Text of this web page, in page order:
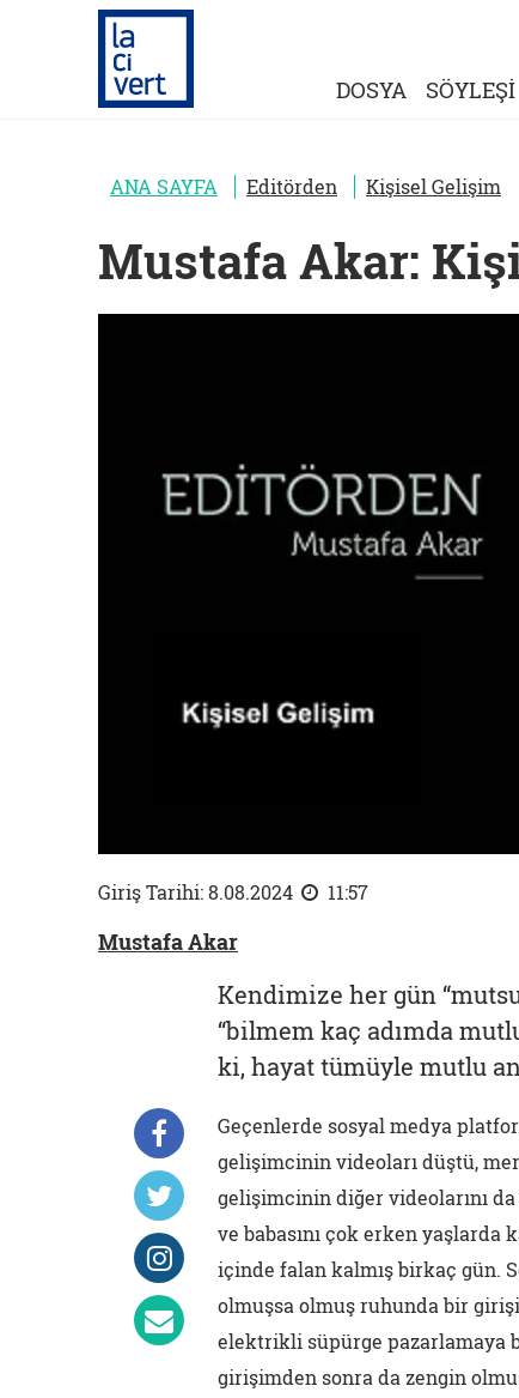
DOSYA SÖYLEŞİ
ANA SAYFA Editörden Kişisel Gelişim
Mustafa Akar:
Giriş Tarihi: 8.08.2024 11:57
Mustafa Akar
Kendimize her gün
“bilmem kaç adımda
ki, hayat tümüyle mutlu
Geçenlerde sosyal medya
gelişimcinin videoları düştü,
gelişimcinin diğer videolarını
ve babasını çok erken yaşlarda
içinde falan kalmış birkaç gün.
olmuşsa olmuş ruhunda bir
elektrikli süpürge pazarlamaya
girişimden sonra da zengin